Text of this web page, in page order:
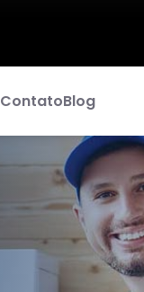
ContatoBlog